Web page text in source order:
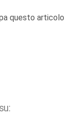
questo articolo